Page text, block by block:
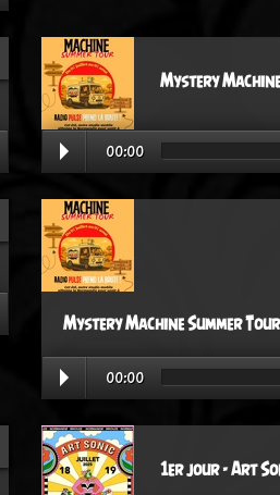
Mystery
00:00
Mystery Machine Summer
00:00
1er jour - Art